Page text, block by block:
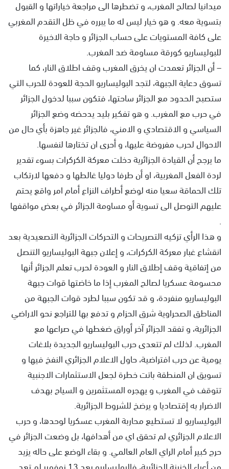
ميدانيا لصالح المغرب، و تضطرها الى مراجعة خياراتها و القبول
بتسوية معه. و هو خيار ليس له ما يبرره في ظل التقدم المغربي
على كافة المستويات على حساب الجزائر و حاجة الاخيرة
للبوليساريو كورقة مساومة ضد المغرب.
– أن الجزائر تعمدت ان يخرق المغرب وقف اطلاق النار، كما
تسوق دعاية الجبهة، لتجد البوليساريو الحجة للعودة للحرب التي
ستصبح الحدود مع الجزائر ساحتها، فتكون سببا لدخول الجزائر
في حرب مع المغرب. و هو تفكير بليد يدحضه وضع الجزائر
السياسي و الاقتصادي و الامني، فالجزائر غير جاهزة بأي حال من
الاحوال لحرب مفروضة عليها، و أحرى ان تختارها لنفسها.
ما يرجح أن القيادة الجزائرية دخلت معركة الكركرات بسوء تقدير
لردة الفعل المغربية، او أن طرفا دوليا غالطها و دفعها لارتكاب
تلك الحماقة سعيا منه لوضع أطراف النزاع أمام امر واقع يحتم
عليهم التوصل الى تسوية أو مساومة الجزائر في بعض مواقفها
.
و هذا الرأي تزكيه التصريحات و التحركات الجزائرية التصعيدية بعد
انقشاع غبار معركة الكركرات، و إعلان جبهة البوليساريو التنصل
من إتفاقية وقف إطلاق النار و العودة لحرب تعلم الجزائر أنها
محسومة عسكريا لصالح المغرب إذا ما خاضتها قوات جبهة
البوليساريو منفردة، و قد تكون سببا لطرد قوات الجبهة من
المناطق الصحراوية شرق الحزام و تدفع بها للتراجع نحو الاراضي
الجزائرية، و تفقد الجزائر آخر أوراق ضغطها في صراعها مع
المغرب. لذلك لم تتعدى حرب البوليساريو الجديدة بلاغات
يومية عن حرب افتراضية، حاول الاعلام الجزائري النفخ فيها و
تسويق ان المنطقة باتت خطرة لجعل الاستثمارات الاجنبية
تتوقف في المغرب و يهجره المستثمرين و السياح بهدف
الاضرار به إقتصاديا و يرضخ للشروط الجزائرية.
البوليساريو لا تستطيع محاربة المغرب عسكريا لوحدها، و حرب
الاعلام الجزائري لم تحقق اي من أهدافها، بل وضعت الجزائر في
حرج كبير أمام الراي العام العالمي. و بقاء الوضع على حاله يزيد
من أعباء الخزينة الجزائرية، فالبوليساريو بعد 13 نوفمبر لم تعد